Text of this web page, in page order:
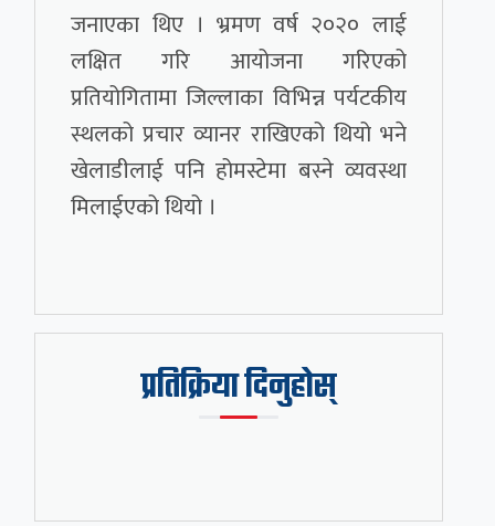
जनाएका थिए । भ्रमण वर्ष २०२० लाई
लक्षित गरि आयोजना गरिएको
प्रतियोगितामा जिल्लाका विभिन्न पर्यटकीय
स्थलको प्रचार व्यानर राखिएको थियो भने
खेलाडीलाई पनि होमस्टेमा बस्ने व्यवस्था
मिलाईएको थियो ।
प्रतिक्रिया दिनुहोस्